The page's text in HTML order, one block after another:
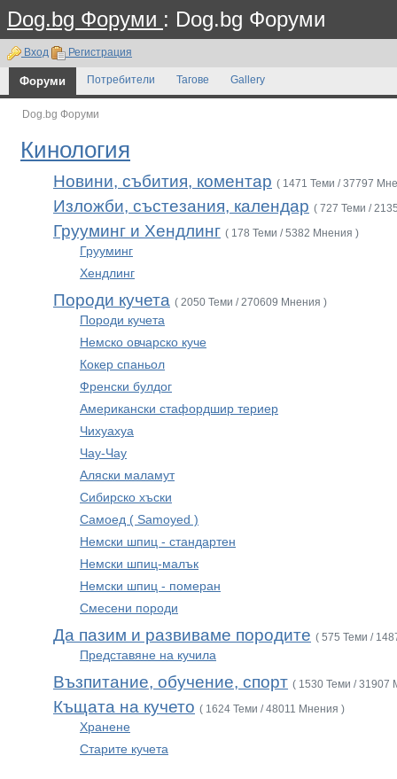
Dog.bg Форуми : Dog.bg Форуми
Вход Регистрация
Форуми Потребители Тагове Gallery
Dog.bg Форуми
Кинология
Новини, събития, коментар ( 1471 Теми / 37797
Изложби, състезания, календар ( 727 Теми /
Грууминг и Хендлинг ( 178 Теми / 5382 Мнения )
Грууминг
Хендлинг
Породи кучета ( 2050 Теми / 270609 Мнения )
Породи кучета
Немско овчарско куче
Кокер спаньол
Френски булдог
Американски стафордшир териер
Чихуахуа
Чау-Чау
Аляски маламут
Сибирско хъски
Самоед ( Samoyed )
Немски шпиц - стандартен
Немски шпиц-малък
Немски шпиц - померан
Смесени породи
Да пазим и развиваме породите ( 575 Теми /
Представяне на кучила
Възпитание, обучение, спорт ( 1530 Теми / 31907
Къщата на кучето ( 1624 Теми / 48011 Мнения )
Хранене
Старите кучета